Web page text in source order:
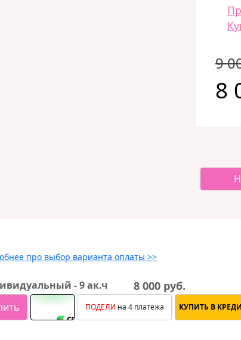
9
8
про выбор варианта оплаты >>
- 9 ак.ч 8 000 руб.
ПОДЕЛИ на 4 платежа КУПИТЬ В